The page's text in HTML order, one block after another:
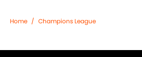
Home / Champions League